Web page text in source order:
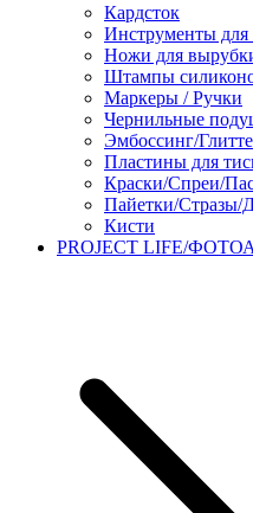
Кардсток
Инструменты для
Ножи для
Штампы
Маркеры / Ручки
Чернильные
Эмбоссинг/
Пластины для
Краски/Спреи/
Пайетки/Стразы/
Кисти
PROJECT LIFE/